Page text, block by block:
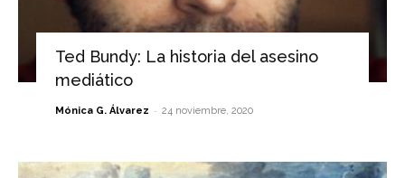
Ted Bundy: La historia del asesino
mediático
Mónica G. Álvarez - 24 noviembre, 2020